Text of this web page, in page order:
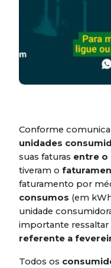
Conforme
unidades
suas faturas entre o
tiveram o
faturamento por
consumos (em
unidade
importante ressaltar
referente a
Todos os